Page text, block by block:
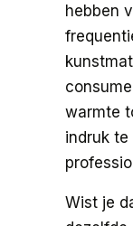
hebben
warmte
indruk te
Wist je